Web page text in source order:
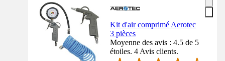
Kit d'air comprimé Aerotec
3 pièces
Moyenne des avis : 4.5 de 5
étoiles. 4 Avis clients.